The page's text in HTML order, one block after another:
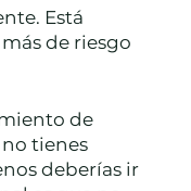
Está
de riesgo
de
tienes
deberías ir